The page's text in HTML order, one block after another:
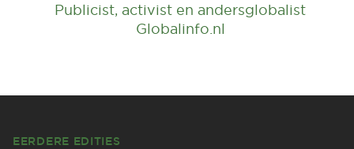
Publicist, activist en andersglobalist
Globalinfo.nl
EERDERE EDITIES